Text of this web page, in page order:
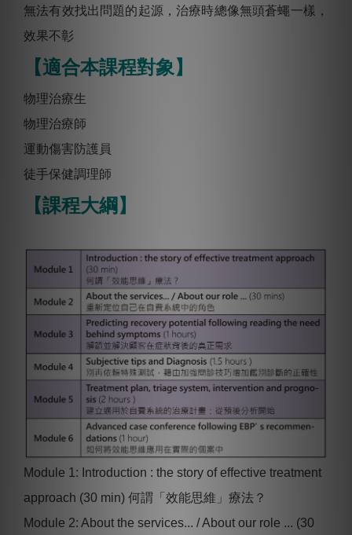
無法有效找出問題的起源，治療時總像無頭蒼蠅一樣，
效果不彰
【適合本課程對象】
物理治療生
物理治療師
運動傷害防護員
徒⼿保健調理師
【課程大綱】
Module 1: Introduction : the story of effective treatment
approach (30 min) 何謂「效能思維」療法？
Module 2: About the services... / About our role ... (30